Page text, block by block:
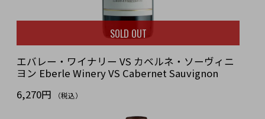
SOLD OUT
エバレー・ワイナリー VS カベルネ・ソーヴィニ
ヨン Eberle Winery VS Cabernet Sauvignon
6,270円
（税込）